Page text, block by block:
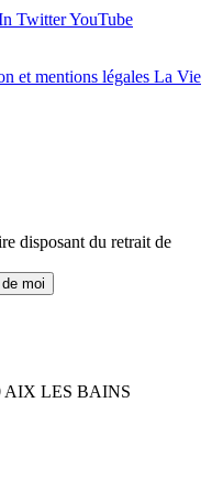
TwitterYouTube
et mentions légales La Vie
disposant du retrait de
moi
AIX LES BAINS